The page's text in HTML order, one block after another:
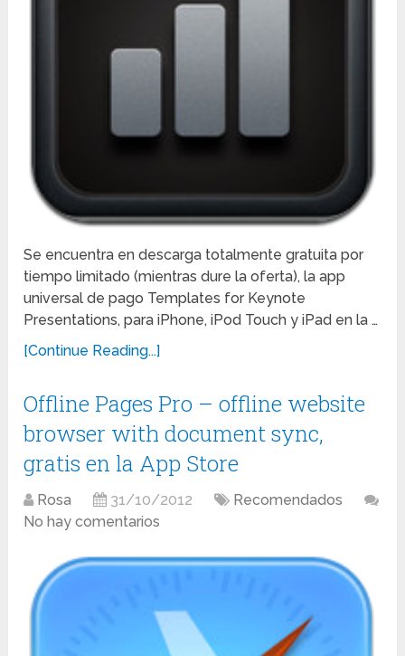
Se encuentra en descarga totalmente gratuita por
tiempo limitado (mientras dure la oferta), la app
universal de pago Templates for Keynote
Presentations, para iPhone, iPod Touch y iPad en la …
[Continue Reading...]
Offline Pages Pro – offline website
browser with document sync,
gratis en la App Store
Rosa 31/10/2012
Recomendados
No hay comentarios